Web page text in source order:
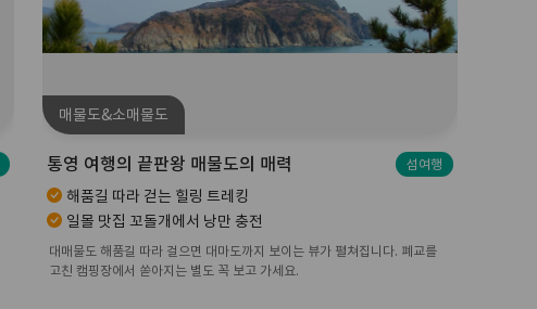
매물도&소매물도
통영 여행의 끝판왕 매물도의 매력 섬여행
해품길 따라 걷는 힐링 트레킹
일몰 맛집 꼬돌개에서 낭만 충전
대매물도 해품길 따라 걸으면 대마도까지 보이는 뷰가 펼쳐집니다. 폐교를
고친 캠핑장에서 쏟아지는 별도 꼭 보고 가세요.